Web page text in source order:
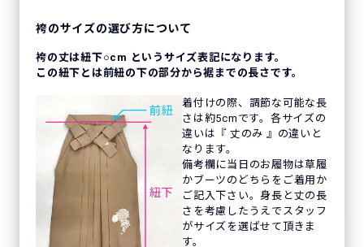
袴のサイズの選び方について
袴の丈は紐下○cm というサイズ表記になります。
この紐下とは前紐の下の部分から裾までの長さです。
着付けの際、調節な可能な長
さは約5cmです。各サイズの
違いは『 丈のみ 』の違いと
なります。
備考欄に当日のお履物は草履
かブーツのどちらをご着用か
ご記入下さい。身長と丈の長
さを考慮したうえでスタッフ
がサイズを選ばせて頂きま
す。